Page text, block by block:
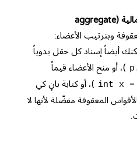
التهيئة الإجمالية (aggregate
وبترتيب الأعضاء:
أيضاً إسناد كل حقل يدوياً
)، أو منح الأعضاء قيماً
int x = )، أو كتابة بانٍ كي
المعقوفة مفضّلة لأنها لا